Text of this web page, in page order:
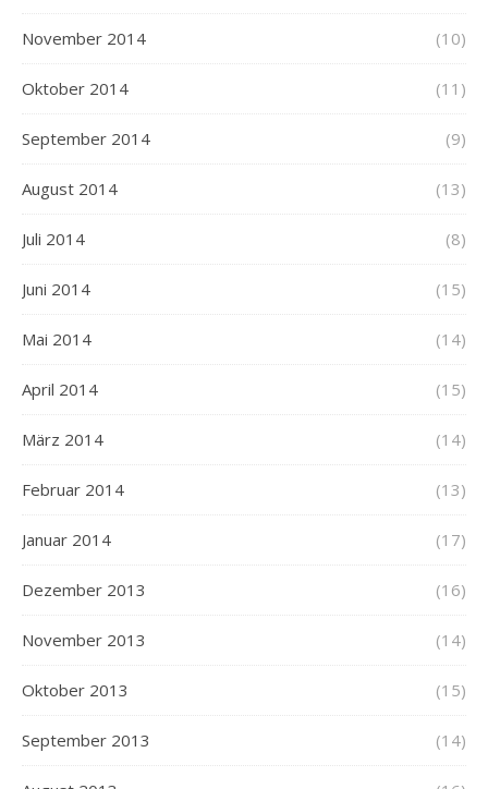
November 2014 (10)
Oktober 2014 (11)
September 2014 (9)
August 2014 (13)
Juli 2014 (8)
Juni 2014 (15)
Mai 2014 (14)
April 2014 (15)
März 2014 (14)
Februar 2014 (13)
Januar 2014 (17)
Dezember 2013 (16)
November 2013 (14)
Oktober 2013 (15)
September 2013 (14)